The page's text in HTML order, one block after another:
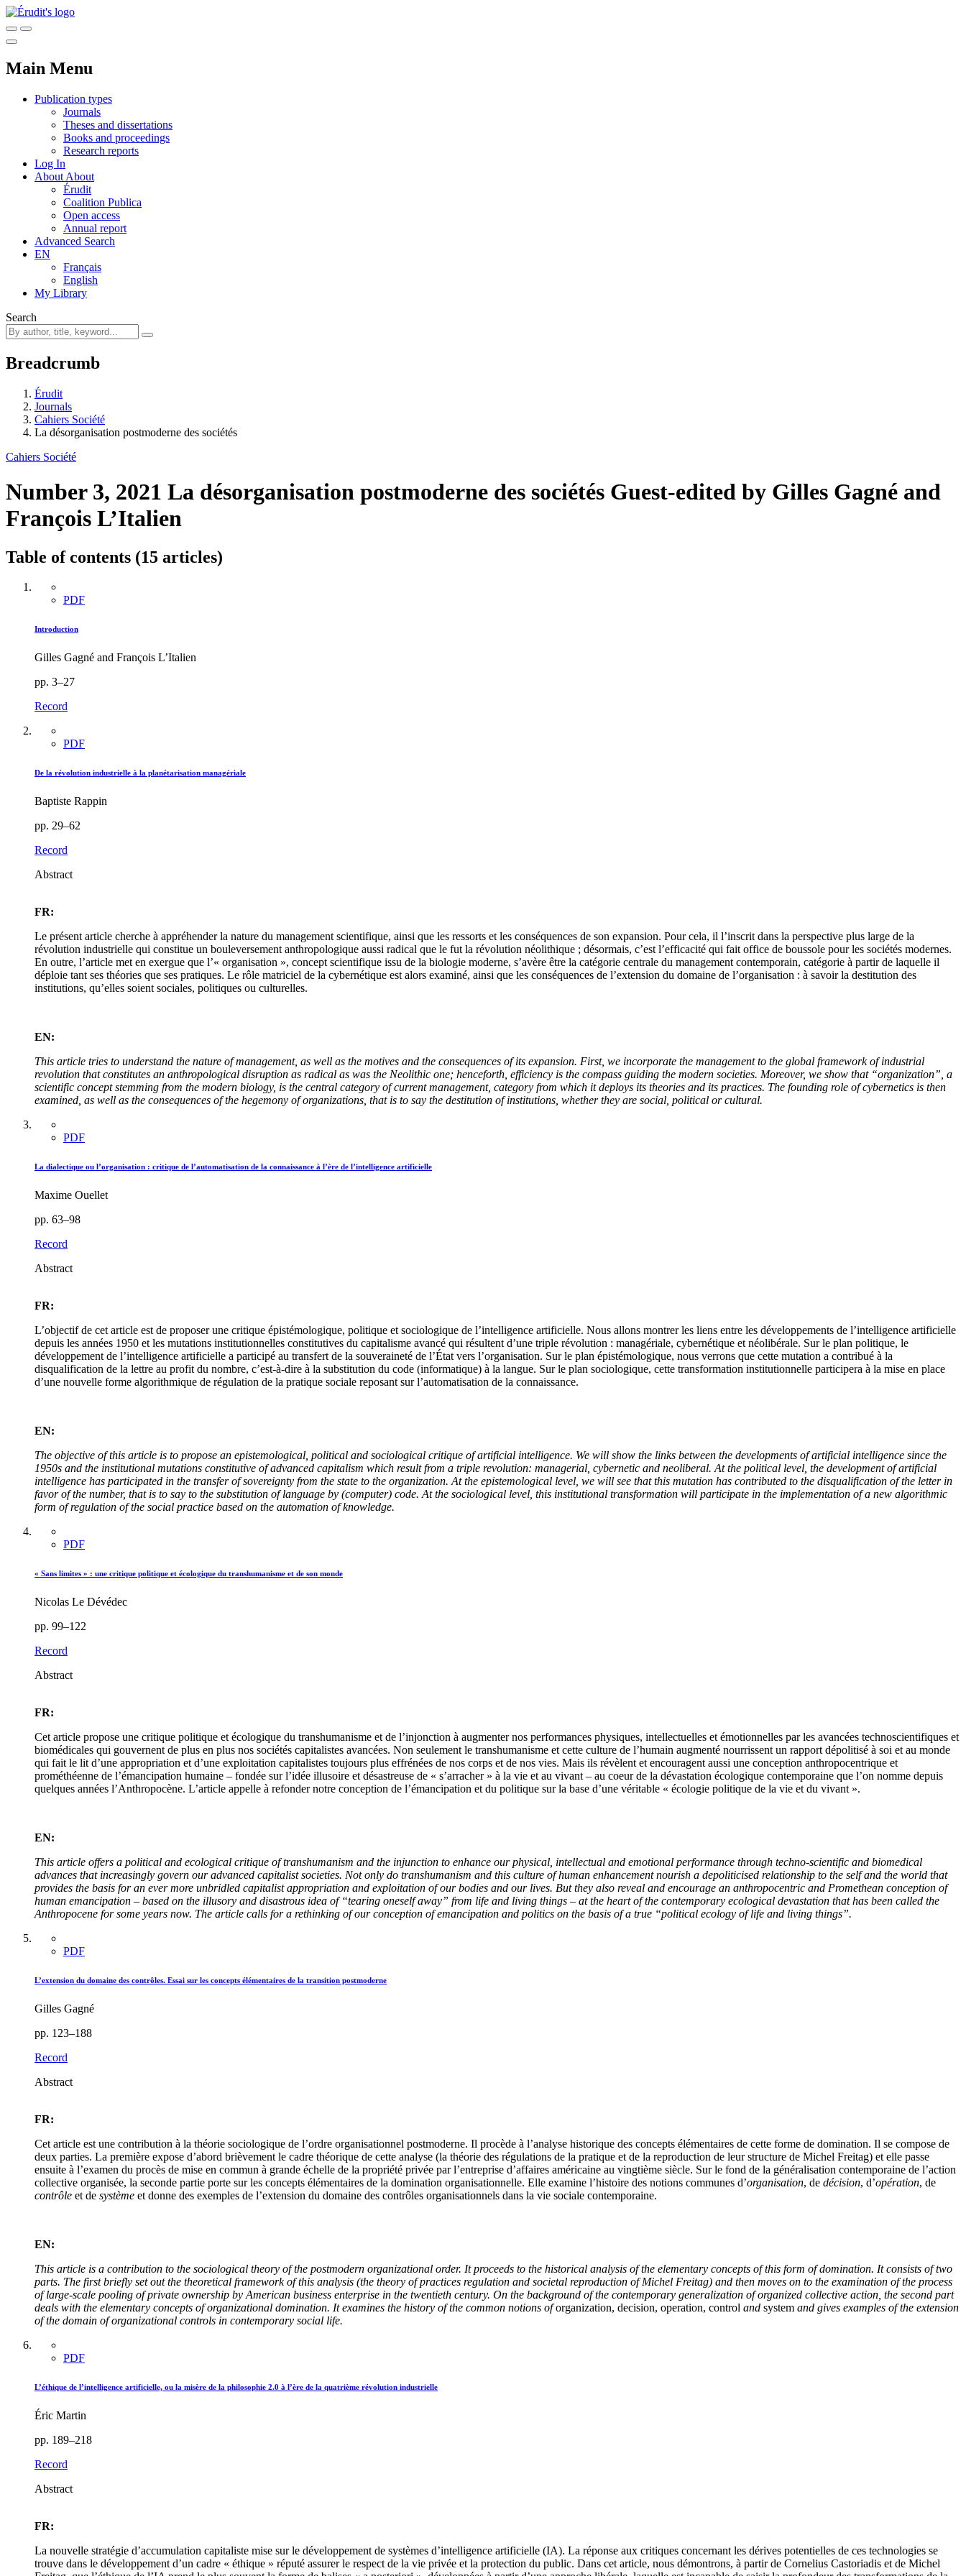
Main Menu
Publication types
Journals
Theses and dissertations
Books and proceedings
Research reports
Log In
About About
Érudit
Coalition Publica
Open access
Annual report
Advanced Search
EN
Français
English
My Library
Search
Breadcrumb
Érudit
Journals
Cahiers Société
La désorganisation postmoderne des sociétés
Cahiers Société
Number 3, 2021 La désorganisation postmoderne des sociétés Guest-edited by Gilles Gagné and
François L’Italien
Table of contents (15 articles)
PDF
Introduction
Gilles Gagné and François L’Italien
pp. 3–27
Record
PDF
De la révolution industrielle à la planétarisation managériale
Baptiste Rappin
pp. 29–62
Record
Abstract
FR:
Le présent article cherche à appréhender la nature du management scientifique, ainsi que les ressorts et les conséquences de son expansion. Pour cela, il l’inscrit dans la perspective plus large de la
révolution industrielle qui constitue un bouleversement anthropologique aussi radical que le fut la révolution néolithique ; désormais, c’est l’efficacité qui fait office de boussole pour les sociétés modernes.
En outre, l’article met en exergue que l’« organisation », concept scientifique issu de la biologie moderne, s’avère être la catégorie centrale du management contemporain, catégorie à partir de laquelle il
déploie tant ses théories que ses pratiques. Le rôle matriciel de la cybernétique est alors examiné, ainsi que les conséquences de l’extension du domaine de l’organisation : à savoir la destitution des
institutions, qu’elles soient sociales, politiques ou culturelles.
EN:
This article tries to understand the nature of management, as well as the motives and the consequences of its expansion. First, we incorporate the management to the global framework of industrial
revolution that constitutes an anthropological disruption as radical as was the Neolithic one; henceforth, efficiency is the compass guiding the modern societies. Moreover, we show that “organization”, a
scientific concept stemming from the modern biology, is the central category of current management, category from which it deploys its theories and its practices. The founding role of cybernetics is then
examined, as well as the consequences of the hegemony of organizations, that is to say the destitution of institutions, whether they are social, political or cultural.
PDF
La dialectique ou l’organisation : critique de l’automatisation de la connaissance à l’ère de l’intelligence artificielle
Maxime Ouellet
pp. 63–98
Record
Abstract
FR:
L’objectif de cet article est de proposer une critique épistémologique, politique et sociologique de l’intelligence artificielle. Nous allons montrer les liens entre les développements de l’intelligence artificielle
depuis les années 1950 et les mutations institutionnelles constitutives du capitalisme avancé qui résultent d’une triple révolution : managériale, cybernétique et néolibérale. Sur le plan politique, le
développement de l’intelligence artificielle a participé au transfert de la souveraineté de l’État vers l’organisation. Sur le plan épistémologique, nous verrons que cette mutation a contribué à la
disqualification de la lettre au profit du nombre, c’est-à-dire à la substitution du code (informatique) à la langue. Sur le plan sociologique, cette transformation institutionnelle participera à la mise en place
d’une nouvelle forme algorithmique de régulation de la pratique sociale reposant sur l’automatisation de la connaissance.
EN:
The objective of this article is to propose an epistemological, political and sociological critique of artificial intelligence. We will show the links between the developments of artificial intelligence since the
1950s and the institutional mutations constitutive of advanced capitalism which result from a triple revolution: managerial, cybernetic and neoliberal. At the political level, the development of artificial
intelligence has participated in the transfer of sovereignty from the state to the organization. At the epistemological level, we will see that this mutation has contributed to the disqualification of the letter in
favor of the number, that is to say to the substitution of language by (computer) code. At the sociological level, this institutional transformation will participate in the implementation of a new algorithmic
form of regulation of the social practice based on the automation of knowledge.
PDF
« Sans limites » : une critique politique et écologique du transhumanisme et de son monde
Nicolas Le Dévédec
pp. 99–122
Record
Abstract
FR:
Cet article propose une critique politique et écologique du transhumanisme et de l’injonction à augmenter nos performances physiques, intellectuelles et émotionnelles par les avancées technoscientifiques et
biomédicales qui gouvernent de plus en plus nos sociétés capitalistes avancées. Non seulement le transhumanisme et cette culture de l’humain augmenté nourrissent un rapport dépolitisé à soi et au monde
qui fait le lit d’une appropriation et d’une exploitation capitalistes toujours plus effrénées de nos corps et de nos vies. Mais ils révèlent et encouragent aussi une conception anthropocentrique et
prométhéenne de l’émancipation humaine – fondée sur l’idée illusoire et désastreuse de « s’arracher » à la vie et au vivant – au coeur de la dévastation écologique contemporaine que l’on nomme depuis
quelques années l’Anthropocène. L’article appelle à refonder notre conception de l’émancipation et du politique sur la base d’une véritable « écologie politique de la vie et du vivant ».
EN:
This article offers a political and ecological critique of transhumanism and the injunction to enhance our physical, intellectual and emotional performance through techno-scientific and biomedical
advances that increasingly govern our advanced capitalist societies. Not only do transhumanism and this culture of human enhancement nourish a depoliticised relationship to the self and the world that
provides the basis for an ever more unbridled capitalist appropriation and exploitation of our bodies and our lives. But they also reveal and encourage an anthropocentric and Promethean conception of
human emancipation – based on the illusory and disastrous idea of “tearing oneself away” from life and living things – at the heart of the contemporary ecological devastation that has been called the
Anthropocene for some years now. The article calls for a rethinking of our conception of emancipation and politics on the basis of a true “political ecology of life and living things”.
PDF
L’extension du domaine des contrôles. Essai sur les concepts élémentaires de la transition postmoderne
Gilles Gagné
pp. 123–188
Record
Abstract
FR:
Cet article est une contribution à la théorie sociologique de l’ordre organisationnel postmoderne. Il procède à l’analyse historique des concepts élémentaires de cette forme de domination. Il se compose de
deux parties. La première expose d’abord brièvement le cadre théorique de cette analyse (la théorie des régulations de la pratique et de la reproduction de leur structure de Michel Freitag) et elle passe
ensuite à l’examen du procès de mise en commun à grande échelle de la propriété privée par l’entreprise d’affaires américaine au vingtième siècle. Sur le fond de la généralisation contemporaine de l’action
collective organisée, la seconde partie porte sur les concepts élémentaires de la domination organisationnelle. Elle examine l’histoire des notions communes d’organisation, de décision, d’opération, de
contrôle et de système et donne des exemples de l’extension du domaine des contrôles organisationnels dans la vie sociale contemporaine.
EN:
This article is a contribution to the sociological theory of the postmodern organizational order. It proceeds to the historical analysis of the elementary concepts of this form of domination. It consists of two
parts. The first briefly set out the theoretical framework of this analysis (the theory of practices regulation and societal reproduction of Michel Freitag) and then moves on to the examination of the process
of large-scale pooling of private ownership by American business enterprise in the twentieth century. On the background of the contemporary generalization of organized collective action, the second part
deals with the elementary concepts of organizational domination. It examines the history of the common notions oforganization, decision, operation, control and system and gives examples of the extension
of the domain of organizational controls in contemporary social life.
PDF
L’éthique de l’intelligence artificielle, ou la misère de la philosophie 2.0 à l’ère de la quatrième révolution industrielle
Éric Martin
pp. 189–218
Record
Abstract
FR:
La nouvelle stratégie d’accumulation capitaliste mise sur le développement de systèmes d’intelligence artificielle (IA). La réponse aux critiques concernant les dérives potentielles de ces technologies se
trouve dans le développement d’un cadre « éthique » réputé assurer le respect de la vie privée et la protection du public. Dans cet article, nous démontrons, à partir de Cornelius Castoriadis et de Michel